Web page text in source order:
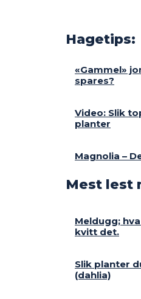
Hagetips:
«Gammel»
spares?
Video: Slik
planter
Magnolia –
Mest lest
Meldugg;
kvitt det.
Slik planter
(dahlia)